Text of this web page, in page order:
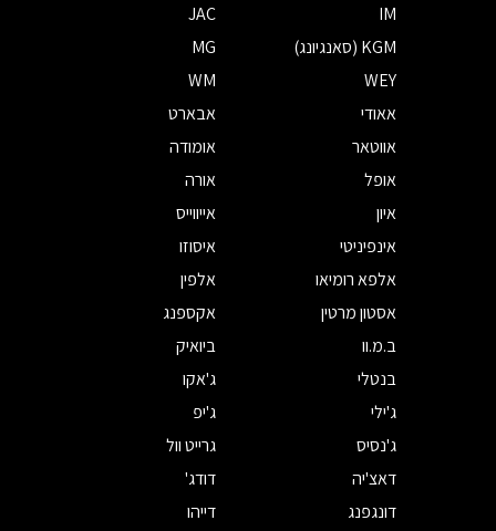
IM
JAC
KGM (סאנגיונג)
MG
WEY
WM
אאודי
אבארט
אווטאר
אומודה
אופל
אורה
איון
אייווייס
אינפיניטי
איסוזו
אלפא רומיאו
אלפין
אסטון מרטין
אקספנג
ב.מ.וו
ביואיק
בנטלי
ג'אקו
ג'ילי
ג'יפ
ג'נסיס
גרייט וול
דאצ'יה
דודג'
דונגפנג
דייהו